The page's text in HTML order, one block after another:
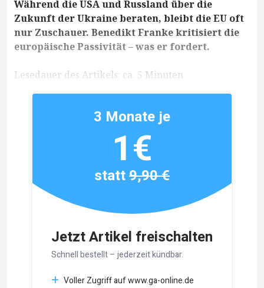
Während die USA und Russland über die
Zukunft der Ukraine beraten, bleibt die EU oft
nur Zuschauer. Benedikt Franke kritisiert die
europäische Passivität – was er fordert.
Lesedauer des Artikels: ca. 5 Minuten
Jetzt Artikel freischalten
Schnell bestellt – jederzeit kündbar.
Voller Zugriff auf www.ga-online.de
3 Monate je
1€
statt9,90 €